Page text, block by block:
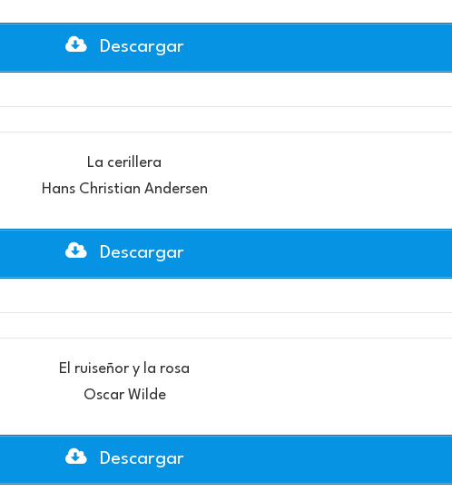
Descargar
La cerillera
Hans Christian Andersen
Descargar
El ruiseñor y la rosa
Oscar Wilde
Descargar